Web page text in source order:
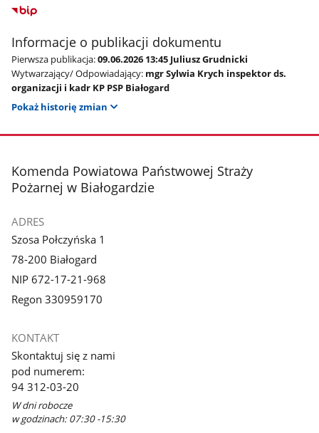
Informacje o publikacji dokumentu
Pierwsza publikacja:09.06.2026 13:45 Juliusz Grudnicki
Wytwarzający/ Odpowiadający: mgr Sylwia Krych inspektor ds.
organizacji i kadr KP PSP Białogard
Pokaż historię zmian
stopka
Komenda Powiatowa Państwowej Straży
Pożarnej w Białogardzie
ADRES
Szosa Połczyńska 1
78-200 Białogard
NIP 672-17-21-968
Regon 330959170
KONTAKT
Skontaktuj się z nami
pod numerem:
94 312-03-20
W dni robocze
w godzinach: 07:30 -15:30